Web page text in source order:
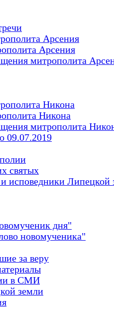
Арсения
Арсения
митрополита
Никона
Никона
митрополита
09.07.2019
святых
исповедники Липецкой
дня"
новомученика"
за веру
в СМИ
земли